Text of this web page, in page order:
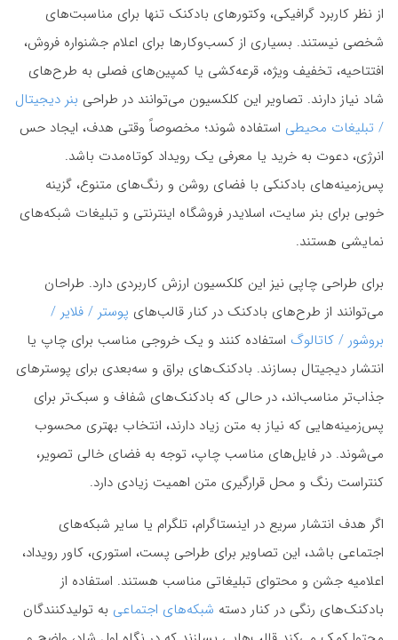
از نظر کاربرد گرافیکی، وکتورهای بادکنک تنها برای مناسبت‌های
شخصی نیستند. بسیاری از کسب‌وکارها برای اعلام جشنواره فروش،
افتتاحیه، تخفیف ویژه، قرعه‌کشی یا کمپین‌های فصلی به طرح‌های
شاد نیاز دارند. تصاویر این کلکسیون می‌توانند در طراحی بنر دیجیتال
/ تبلیغات محیطی استفاده شوند؛ مخصوصاً وقتی هدف، ایجاد حس
انرژی، دعوت به خرید یا معرفی یک رویداد کوتاه‌مدت باشد.
پس‌زمینه‌های بادکنکی با فضای روشن و رنگ‌های متنوع، گزینه
خوبی برای بنر سایت، اسلایدر فروشگاه اینترنتی و تبلیغات شبکه‌های
نمایشی هستند.
برای طراحی چاپی نیز این کلکسیون ارزش کاربردی دارد. طراحان
می‌توانند از طرح‌های بادکنک در کنار قالب‌های پوستر / فلایر /
بروشور / کاتالوگ استفاده کنند و یک خروجی مناسب برای چاپ یا
انتشار دیجیتال بسازند. بادکنک‌های براق و سه‌بعدی برای پوسترهای
جذاب‌تر مناسب‌اند، در حالی که بادکنک‌های شفاف و سبک‌تر برای
پس‌زمینه‌هایی که نیاز به متن زیاد دارند، انتخاب بهتری محسوب
می‌شوند. در فایل‌های مناسب چاپ، توجه به فضای خالی تصویر،
کنتراست رنگ و محل قرارگیری متن اهمیت زیادی دارد.
اگر هدف انتشار سریع در اینستاگرام، تلگرام یا سایر شبکه‌های
اجتماعی باشد، این تصاویر برای طراحی پست، استوری، کاور رویداد،
اعلامیه جشن و محتوای تبلیغاتی مناسب هستند. استفاده از
بادکنک‌های رنگی در کنار دسته شبکه‌های اجتماعی به تولیدکنندگان